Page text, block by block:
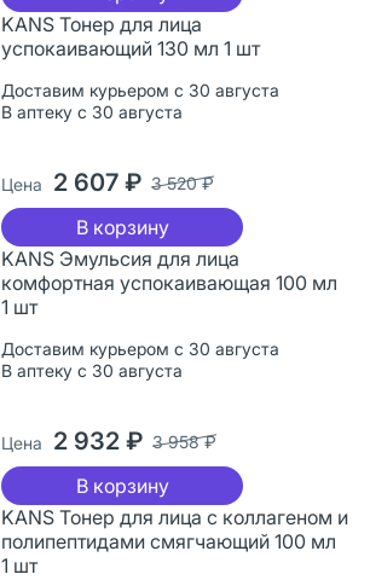
KANS Тонер для лица
успокаивающий 130 мл 1 шт
Доставим курьером с 30 августа
В аптеку с 30 августа
Цена 2 607 ₽ 3 520 ₽
В корзину
KANS Эмульсия для лица
комфортная успокаивающая 100 мл
1 шт
Доставим курьером с 30 августа
В аптеку с 30 августа
Цена 2 932 ₽ 3 958 ₽
В корзину
KANS Тонер для лица с коллагеном и
полипептидами смягчающий 100 мл
1 шт